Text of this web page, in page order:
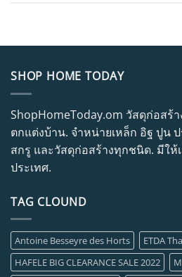
SHOP HOME TODAY
ShopHomeToday.om วัสดุก่อสร้
ตกแต่งบ้าน. จำหน่ายเหล็ก อิฐ ปูน
สกรู และวัสดุก่อสร้างทุกชนิด. มีให้
ประเทศ.
TAG CLOUND
Antoine Besseyre des Horts ETDA
HAFELE BIG CLEARANCE SALE 2022